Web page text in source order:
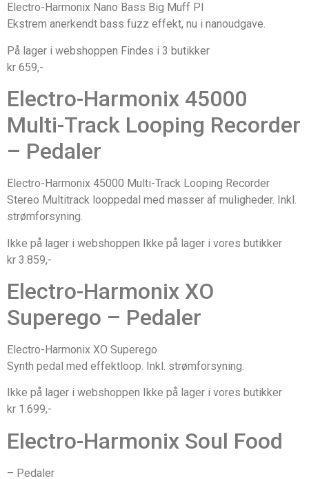
Electro-Harmonix Nano Bass Big Muff PI
Ekstrem anerkendt bass fuzz effekt, nu i nanoudgave.
På lager i webshoppen Findes i 3 butikker
kr 659,-
Electro-Harmonix 45000
Multi-Track Looping Recorder
– Pedaler
Electro-Harmonix 45000 Multi-Track Looping Recorder
Stereo Multitrack looppedal med masser af muligheder. Inkl.
strømforsyning.
Ikke på lager i webshoppen Ikke på lager i vores butikker
kr 3.859,-
Electro-Harmonix XO
Superego – Pedaler
Electro-Harmonix XO Superego
Synth pedal med effektloop. Inkl. strømforsyning.
Ikke på lager i webshoppen Ikke på lager i vores butikker
kr 1.699,-
Electro-Harmonix Soul Food
– Pedaler